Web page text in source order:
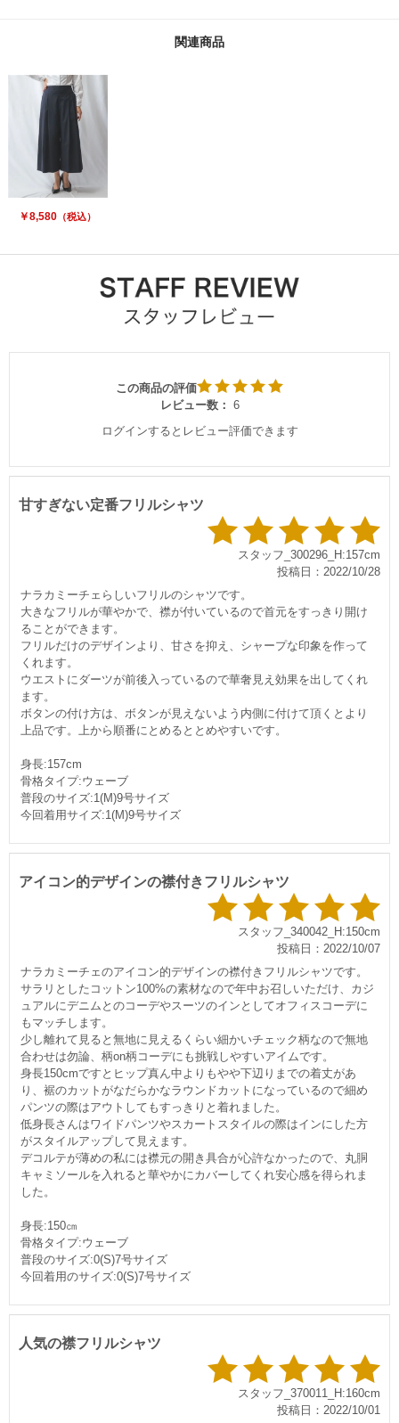
関連商品
￥8,580 （税込）
この商品の評価
レビュー数： 6
ログインするとレビュー評価できます
甘すぎない定番フリルシャツ
スタッフ_300296_H:157cm
投稿日：2022/10/28
ナラカミーチェらしいフリルのシャツです。
大きなフリルが華やかで、襟が付いているので首元をすっきり開け
ることができます。
フリルだけのデザインより、甘さを抑え、シャープな印象を作って
くれます。
ウエストにダーツが前後入っているので華奢見え効果を出してくれ
ます。
ボタンの付け方は、ボタンが見えないよう内側に付けて頂くとより
上品です。上から順番にとめるととめやすいです。
身長:157cm
骨格タイプ:ウェーブ
普段のサイズ:1(M)9号サイズ
今回着用サイズ:1(M)9号サイズ
アイコン的デザインの襟付きフリルシャツ
スタッフ_340042_H:150cm
投稿日：2022/10/07
ナラカミーチェのアイコン的デザインの襟付きフリルシャツです。
サラリとしたコットン100%の素材なので年中お召しいただけ、カジ
ュアルにデニムとのコーデやスーツのインとしてオフィスコーデに
もマッチします。
少し離れて見ると無地に見えるくらい細かいチェック柄なので無地
合わせは勿論、柄on柄コーデにも挑戦しやすいアイムです。
身長150cmですとヒップ真ん中よりもやや下辺りまでの着丈があ
り、裾のカットがなだらかなラウンドカットになっているので細め
パンツの際はアウトしてもすっきりと着れました。
低身長さんはワイドパンツやスカートスタイルの際はインにした方
がスタイルアップして見えます。
デコルテが薄めの私には襟元の開き具合が心許なかったので、丸胴
キャミソールを入れると華やかにカバーしてくれ安心感を得られま
した。
身長:150㎝
骨格タイプ:ウェーブ
普段のサイズ:0(S)7号サイズ
今回着用のサイズ:0(S)7号サイズ
人気の襟フリルシャツ
スタッフ_370011_H:160cm
投稿日：2022/10/01